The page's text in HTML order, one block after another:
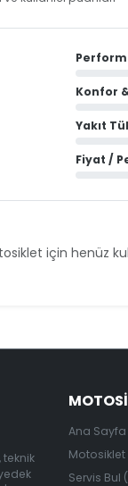
Konfor
Yakıt
Fiyat /
için henüz
Ana Sayfa
Motosiklet
Servis Bul